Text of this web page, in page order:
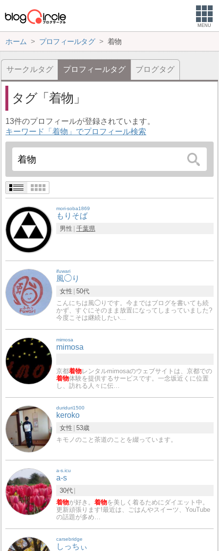
MENU
ホーム プロフィールタグ 着物
サークルタグ プロフィールタグ ブログタグ
タグ 着物
13件のプロフィールが登録されています。
キーワード「着物」でプロフィール検索
mori-soba1869
もりそば
男性 千葉県
ifuwari
風◯り
女性 50代
こんにちは風◯りです。今まではブログを書いても続
かず、すぐにそのまま放置になってしまっていました?
今度こそは継続したい…
mimosa
mimosa
京都着物レンタルmimosaのウェブサイトは、京都での
着物体験を提供するサービスです。一念坂近くに位置
し、訪れる人々に伝…
duriduri1500
keroko
女性 53歳
キモノのこと茶道のことを綴っています。
a-s.icu
a-s
30代
着物が好き。着物を美しく着るためにダイエット中。
更新頑張ります!最近は、ごはんやスイーツ、YouTube
の話題が多め…
carsebridge
しっちぃ